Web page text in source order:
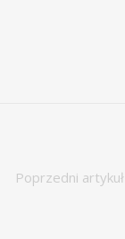
Poprzedni artykuł